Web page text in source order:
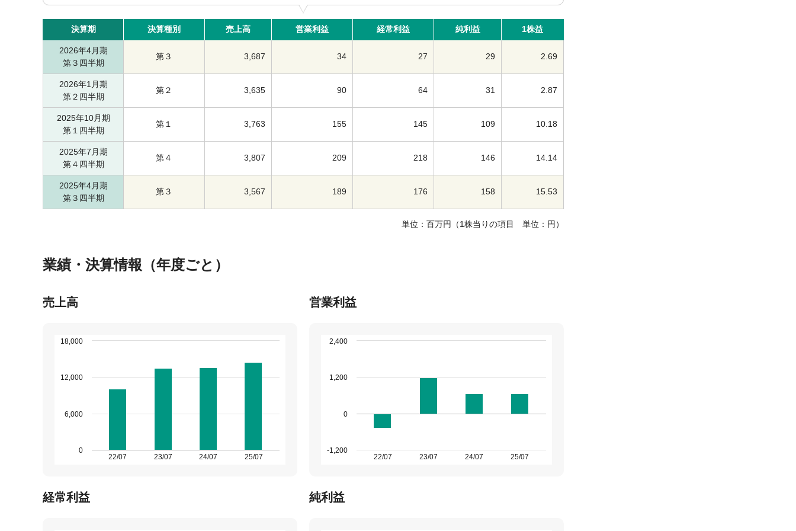
決算期 決算種別 売上高 営業利益 経常利益 純利益 1株益
2026年4月期
第３四半期
第３ 3,687 34 27 29 2.69
2026年1月期
第２四半期
第２ 3,635 90 64 31 2.87
2025年10月期
第１四半期
第１ 3,763 155 145 109 10.18
2025年7月期
第４四半期
第４ 3,807 209 218 146 14.14
2025年4月期
第３四半期
第３ 3,567 189 176 158 15.53
単位：百万円（1株当りの項目 単位：円）
業績・決算情報（年度ごと）
売上高
22/07 23/07 24/07 25/07
0
6,000
12,000
18,000
営業利益
22/07 23/07 24/07 25/07
-1,200
0
1,200
2,400
経常利益 純利益